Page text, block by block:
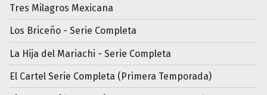
Tres Milagros Mexicana
Los Briceño - Serie Completa
La Hija del Mariachi - Serie Completa
El Cartel Serie Completa (Primera Temporada)